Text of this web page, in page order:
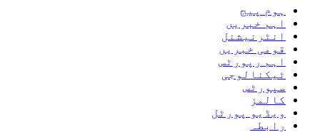
ہوم پیج
اہم خبریں
انٹرنیشنل
قومی خبریں
اہم رپورٹس
ٹیکنالوجی
سپورٹس
کالمز
ویڈیو پورٹل
رابطہ